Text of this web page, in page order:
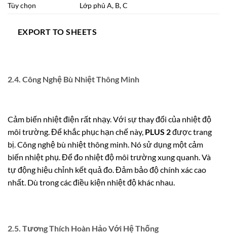
Tùy chọn
Lớp phủ A, B, C
EXPORT TO SHEETS
2.4. Công Nghệ Bù Nhiệt Thông Minh
Cảm biến nhiệt điện rất nhạy. Với sự thay đổi của nhiệt độ
môi trường. Để khắc phục hạn chế này, PLUS 2được trang
bị. Công nghệ bù nhiệt thông minh. Nó sử dụng một cảm
biến nhiệt phụ. Để đo nhiệt độ môi trường xung quanh. Và
tự động hiệu chỉnh kết quả đo. Đảm bảo độ chính xác cao
nhất. Dù trong các điều kiện nhiệt độ khác nhau.
2.5. Tương Thích Hoàn Hảo Với Hệ Thống